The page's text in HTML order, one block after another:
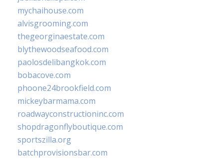
mychaihouse.com
alvisgrooming.com
thegeorginaestate.com
blythewoodseafood.com
paolosdelibangkok.com
bobacove.com
phoone24brookfield.com
mickeybarmama.com
roadwayconstructioninc.com
shopdragonflyboutique.com
sportszilla.org
batchprovisionsbar.com